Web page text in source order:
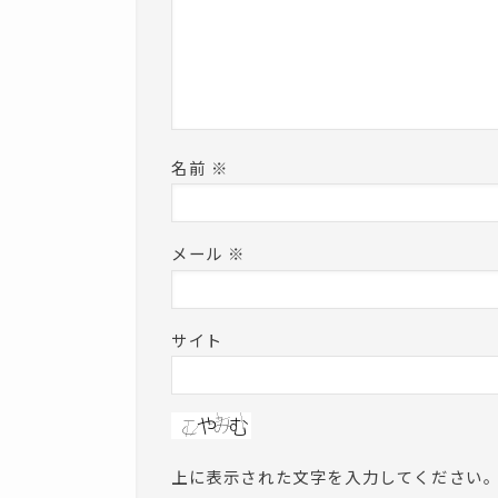
名前 ※
メール ※
サイト
上に表示された文字を入力してください